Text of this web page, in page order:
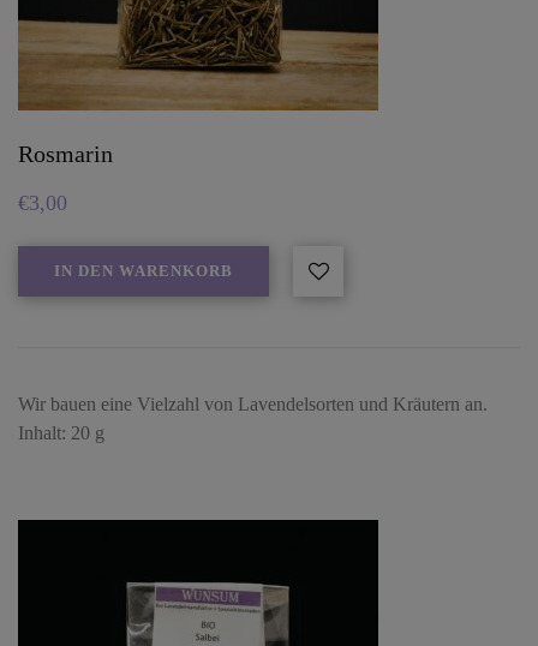
Rosmarin
€3,00
IN DEN WARENKORB
Wir bauen eine Vielzahl von Lavendelsorten und Kräutern an.
Inhalt: 20 g